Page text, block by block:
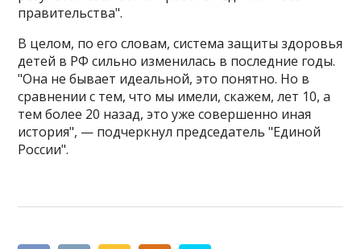
правительства".
В целом, по его словам, система защиты здоровья
детей в РФ сильно изменилась в последние годы.
"Она не бывает идеальной, это понятно. Но в
сравнении с тем, что мы имели, скажем, лет 10, а
тем более 20 назад, это уже совершенно иная
история", — подчеркнул председатель "Единой
России".